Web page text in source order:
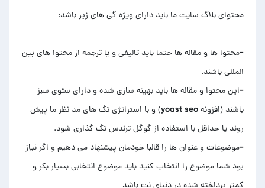
-محتوا ها و مقاله ها حتما باید تالیفی و یا ترجمه از محتوا های بین
-‏این محتوا و مقاله ها باید بهینه سازی شده و دارای سئوی سبز
باشند (افزونه yoast seo) و با استراتژی تگ های مد نظر ما پیش
-‏موضوعات و عنوان ها را قالبا خودمان پیشنهاد می دهیم و اگر نیاز
بود شما موضوع را انتخاب کنید باید موضوع انتخابی بسیار بکر و